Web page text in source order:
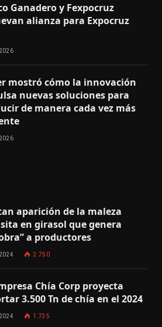
Ganadero y Fexpocruz
alianza para Expocruz
mostró cómo la innovación
nuevas soluciones para
de manera cada vez más
aparición de la maleza
en girasol que genera
a productores
2.750
Chía Corp proyecta
3.500 Tn de chía en el 2024
1.735